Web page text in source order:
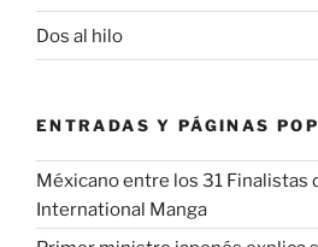
Dos al hilo
ENTRADAS Y PÁGINAS
Méxicano entre los 31 Finalistas
International Manga